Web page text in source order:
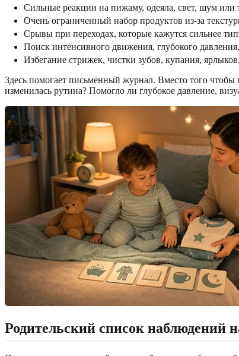
Сильные реакции на пижаму, одеяла, свет, шум или
Очень ограниченный набор продуктов из-за
Срывы при переходах, которые кажутся сильнее
Поиск интенсивного движения, глубокого
Избегание стрижек, чистки зубов, купания,
Здесь помогает письменный журнал. Вместо того чтобы
изменилась рутина? Помогло ли глубокое давление,
Родительский список наблюдений